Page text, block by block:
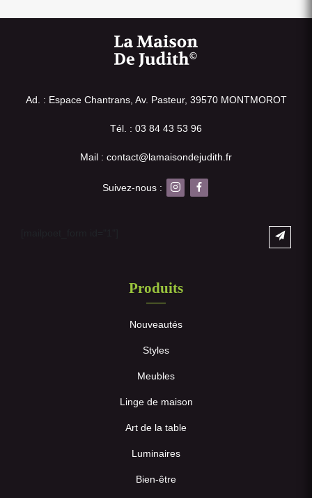
Ad. : Espace Chantrans, Av. Pasteur, 39570 MONTMOROT
Tél. : 03 84 43 53 96
Mail : contact@lamaisondejudith.fr
Suivez-nous :
Produits
Nouveautés
Styles
Meubles
Linge de maison
Art de la table
Luminaires
Bien-être